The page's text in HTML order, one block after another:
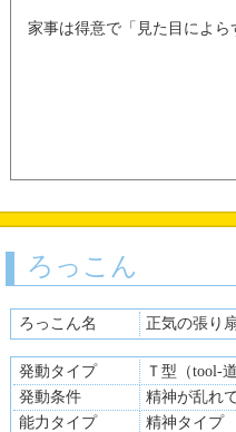
家事は得意で「見た目によ
ろっこん
ろっこん名 正気の張り
発動タイプ
Ｔ型（tool-
発動条件
精神が乱れ
能力タイプ
精神タイプ